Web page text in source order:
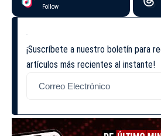
Follow
¡Suscríbete a nuestro boletín para
artículos más recientes al instante!